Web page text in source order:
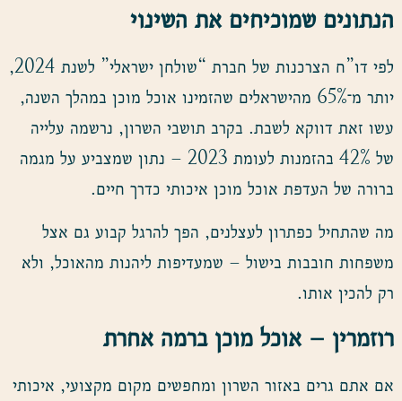
הנתונים שמוכיחים את השינוי
לפי דו”ח הצרכנות של חברת “שולחן ישראלי” לשנת 2024,
יותר מ־65% מהישראלים שהזמינו אוכל מוכן במהלך השנה,
עשו זאת דווקא לשבת. בקרב תושבי השרון, נרשמה עלייה
של 42% בהזמנות לעומת 2023 – נתון שמצביע על מגמה
ברורה של העדפת אוכל מוכן איכותי כדרך חיים.
מה שהתחיל כפתרון לעצלנים, הפך להרגל קבוע גם אצל
משפחות חובבות בישול – שמעדיפות ליהנות מהאוכל, ולא
רק להכין אותו.
רוזמרין – אוכל מוכן ברמה אחרת
אם אתם גרים באזור השרון ומחפשים מקום מקצועי, איכותי